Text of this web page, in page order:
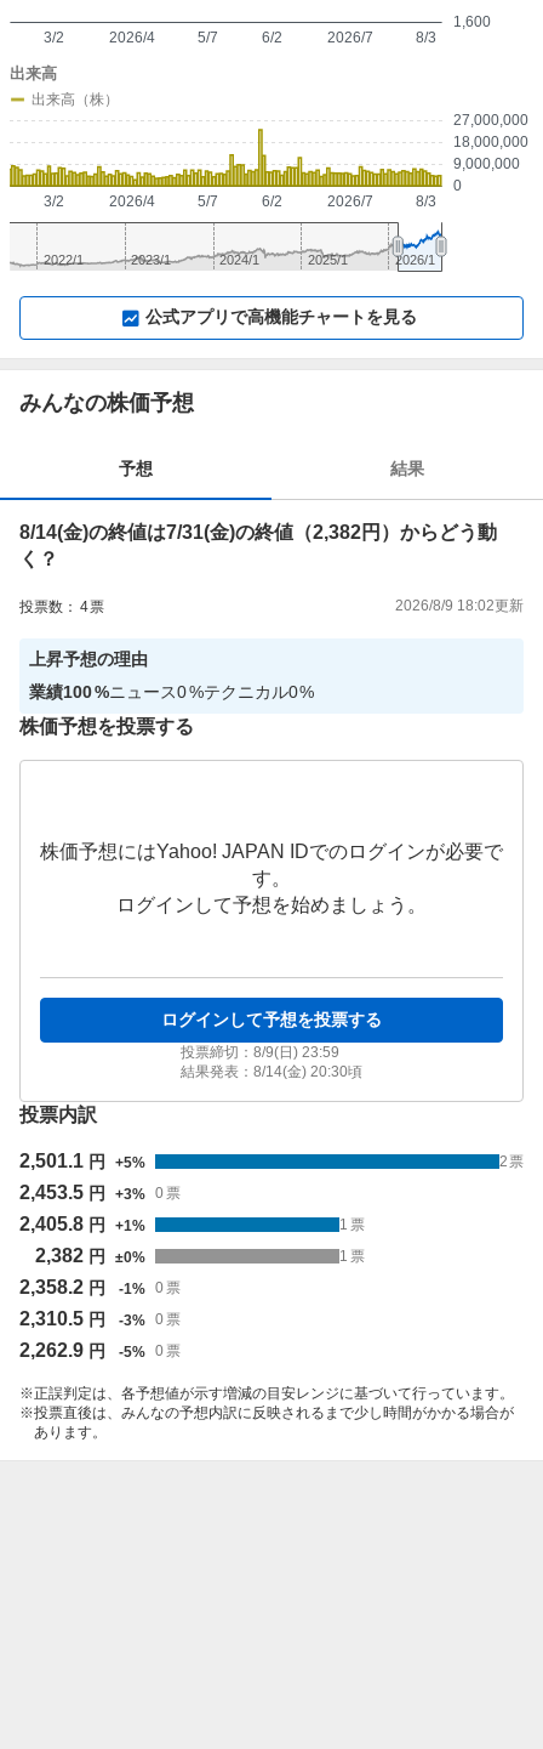
1,600
2026/4 2026/7
3/2 5/7 6/2 8/3
0
9,000,000
18,000,000
27,000,000
2026/4 2026/7
3/2 5/7 6/2 8/3
出来高
出来高（株）
2023/1 2025/1
2022/1 2024/1 2026/1
公式アプリで高機能チャートを見る
みんなの株価予想
予想 結果
8/14(金)の終値は7/31(金)の終値（2,382円）からどう動
く？
投票数： 4票 2026/8/9 18:02更新
上昇予想の理由
業績100%ニュース0%テクニカル0%
株価予想を投票する
株価予想にはYahoo! JAPAN IDでのログインが必要で
す。
ログインして予想を始めましょう。
ログインして予想を投票する
投票締切： 8/9(日) 23:59
結果発表： 8/14(金) 20:30頃
投票内訳
2,501.1 円 +5% 2 票
2,453.5 円 +3% 0 票
2,405.8 円 +1% 1 票
2,382 円 ±0% 1 票
2,358.2 円 -1% 0 票
2,310.5 円 -3% 0 票
2,262.9 円 -5% 0 票
正誤判定は、各予想値が示す増減の目安レンジに基づいて行っています。
投票直後は、みんなの予想内訳に反映されるまで少し時間がかかる場合が
あります。